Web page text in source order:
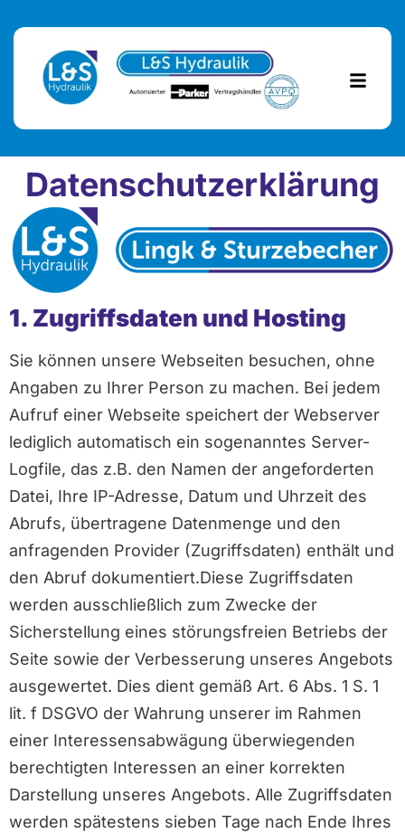
Datenschutzerklärung
1. Zugriffsdaten und Hosting
Sie können unsere Webseiten besuchen, ohne
Angaben zu Ihrer Person zu machen. Bei jedem
Aufruf einer Webseite speichert der Webserver
lediglich automatisch ein sogenanntes Server-
Logfile, das z.B. den Namen der angeforderten
Datei, Ihre IP-Adresse, Datum und Uhrzeit des
Abrufs, übertragene Datenmenge und den
anfragenden Provider (Zugriffsdaten) enthält und
den Abruf dokumentiert.Diese Zugriffsdaten
werden ausschließlich zum Zwecke der
Sicherstellung eines störungsfreien Betriebs der
Seite sowie der Verbesserung unseres Angebots
ausgewertet. Dies dient gemäß Art. 6 Abs. 1 S. 1
lit. f DSGVO der Wahrung unserer im Rahmen
einer Interessensabwägung überwiegenden
berechtigten Interessen an einer korrekten
Darstellung unseres Angebots. Alle Zugriffsdaten
werden spätestens sieben Tage nach Ende Ihres